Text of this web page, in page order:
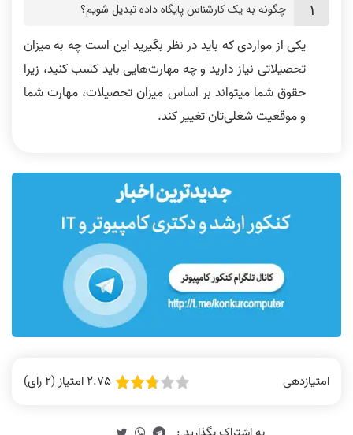
چگونه به یک کارشناس پایگاه‌ داده تبدیل شویم؟
یکی از مواردی که باید در نظر بگیرید این است چه به میزان
تحصیلاتی نیاز دارید و چه مهارت‌هایی باید کسب کنید، زیرا
حقوق شما میتواند بر اساس میزان تحصیلات، مهارت شما
و موقعیت شغلی‌تان تغییر کند.
امتیازدهی 2.75 امتیاز (2 رای)